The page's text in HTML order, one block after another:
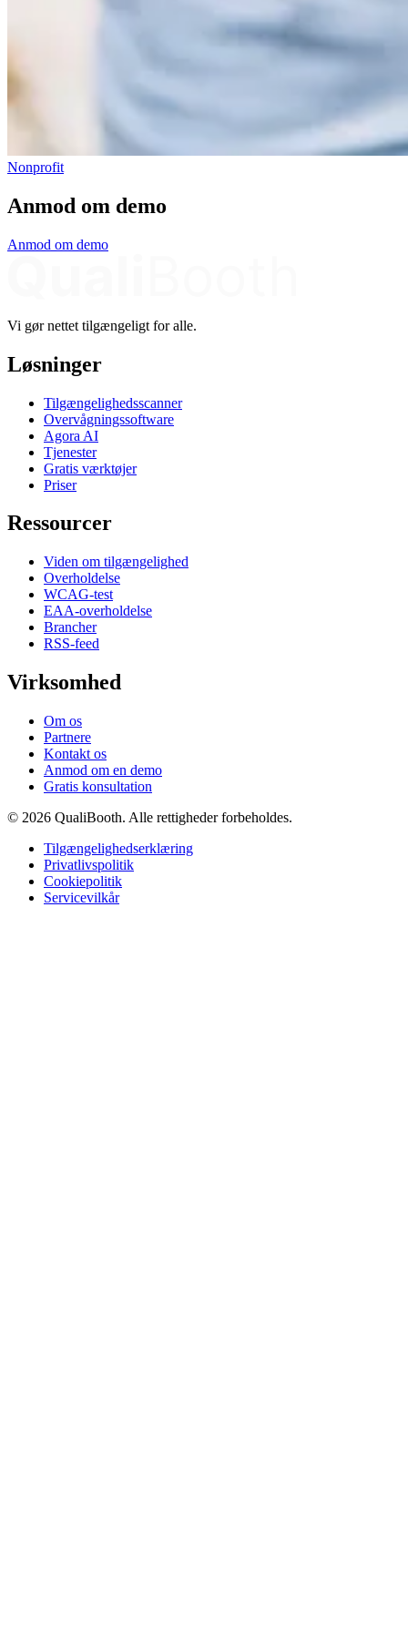
Nonprofit
Anmod om demo
Anmod om demo
Vi gør nettet tilgængeligt for alle.
Løsninger
Tilgængelighedsscanner
Overvågningssoftware
Agora AI
Tjenester
Gratis værktøjer
Priser
Ressourcer
Viden om tilgængelighed
Overholdelse
WCAG-test
EAA-overholdelse
Brancher
RSS-feed
Virksomhed
Om os
Partnere
Kontakt os
Anmod om en demo
Gratis konsultation
© 2026 QualiBooth. Alle rettigheder forbeholdes.
Tilgængelighedserklæring
Privatlivspolitik
Cookiepolitik
Servicevilkår